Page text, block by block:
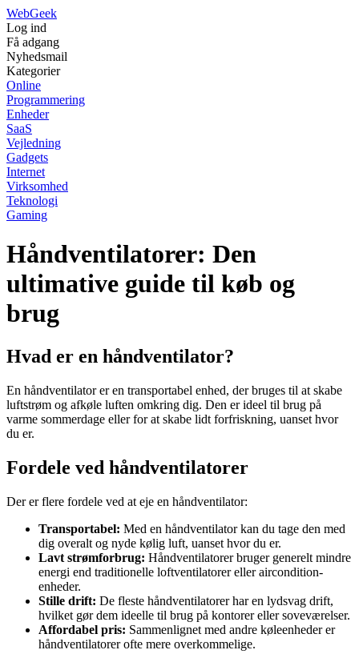
WebGeek
Log ind
Få adgang
Nyhedsmail
Kategorier
Online
Programmering
Enheder
SaaS
Vejledning
Gadgets
Internet
Virksomhed
Teknologi
Gaming
Håndventilatorer: Den
ultimative guide til køb og
brug
Hvad er en håndventilator?
En håndventilator er en transportabel enhed, der bruges til at skabe
luftstrøm og afkøle luften omkring dig. Den er ideel til brug på
varme sommerdage eller for at skabe lidt forfriskning, uanset hvor
du er.
Fordele ved håndventilatorer
Der er flere fordele ved at eje en håndventilator:
Transportabel: Med en håndventilator kan du tage den med
dig overalt og nyde kølig luft, uanset hvor du er.
Lavt strømforbrug: Håndventilatorer bruger generelt mindre
energi end traditionelle loftventilatorer eller aircondition-
enheder.
Stille drift: De fleste håndventilatorer har en lydsvag drift,
hvilket gør dem ideelle til brug på kontorer eller soveværelser.
Affordabel pris: Sammenlignet med andre køleenheder er
håndventilatorer ofte mere overkommelige.